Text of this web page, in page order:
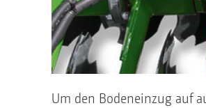
Um den Bodeneinzug auf